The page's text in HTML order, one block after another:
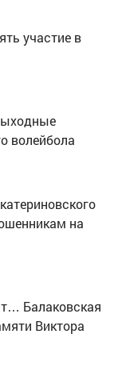
участие в
волейбола
на
Балаковская
Виктора